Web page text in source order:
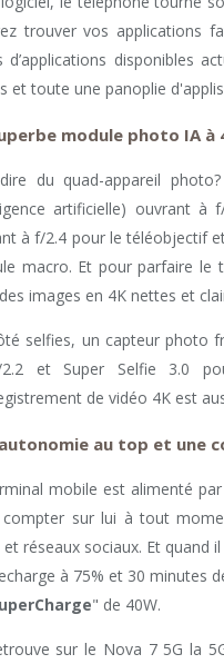
trouver vos applications
d’applications disponibles
et toute une panoplie
module photo IA à
du quad-appareil
artificielle) ouvrant à
à f/2.4 pour le téléobjectif
macro. Et pour parfaire le
images en 4K nettes et
selfies, un capteur photo
et Super Selfie 3.0
de vidéo 4K est
au top et une
mobile est alimenté
compter sur lui à tout
réseaux sociaux. Et quand
à 75% et 30 minutes
" de 40W.
sur le Nova 7 5G la